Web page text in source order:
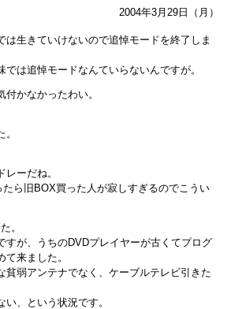
2004年3月29日（月）
生きていけないので追悼モードを終了しま
は追悼モードなんていらないんですが。
かなかったわい。
ーだね。
ら旧BOX買った人が寂しすぎるのでこうい
。
が、うちのDVDプレイヤーが古くてプログ
来ました。
弱アンテナでなく、ケーブルテレビ引きた
、という状況です。